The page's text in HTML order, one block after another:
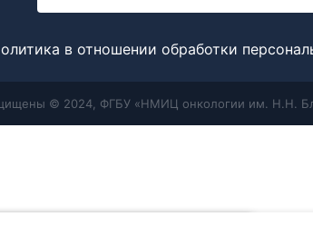
в отношении обработки
© 2024, ФГБУ «НМИЦ онкологии им. Н.Н.